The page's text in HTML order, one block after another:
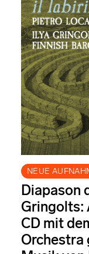
NEUE
Diapason
Gringolts:
CD mit
Orchestra